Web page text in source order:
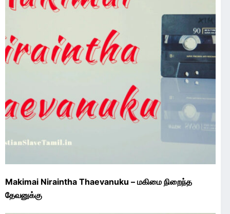
Makimai Niraintha Thaevanuku – மகிமை நிறைந்த
தேவனுக்கு